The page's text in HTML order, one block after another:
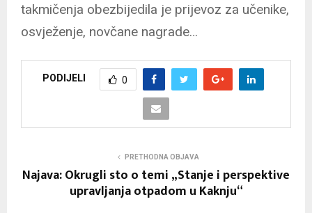
takmičenja obezbijedila je prijevoz za učenike,
osvježenje, novčane nagrade…
PODIJELI 0
PRETHODNA OBJAVA
Najava: Okrugli sto o temi „Stanje i perspektive
upravljanja otpadom u Kaknju“